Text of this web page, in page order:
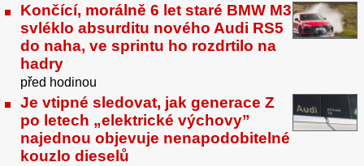
Končící, morálně 6 let staré BMW M3
svléklo absurditu nového Audi RS5
do naha, ve sprintu ho rozdrtilo na
hadry
před hodinou
Je vtipné sledovat, jak generace Z
po letech „elektrické výchovy”
najednou objevuje nenapodobitelné
kouzlo dieselů